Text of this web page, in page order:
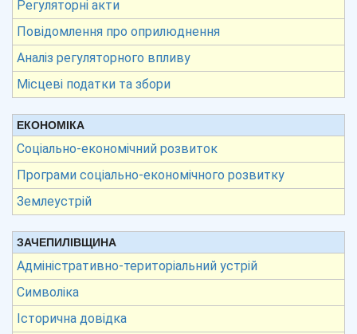
Регуляторні акти
Повідомлення про оприлюднення
Аналіз регуляторного впливу
Місцеві податки та збори
ЕКОНОМІКА
Соціально-економічний розвиток
Програми соціально-економічного розвитку
Землеустрій
ЗАЧЕПИЛІВЩИНА
Адміністративно-територіальний устрій
Символіка
Історична довідка